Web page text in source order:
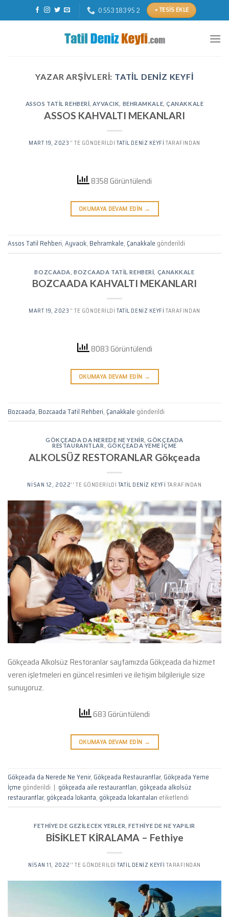
to
0 553 183 95 2 + TESIS EKLE
YAZAR ARŞIVLERI: TATIL DENIZ KEYFI
ASSOS TATIL REHBERI ,AYVACIK BEHRAMKALE ,ÇANAKKALE
ASSOS KAHVALTI MEKANLARI
MART 19, 2023’' TE GÖNDERILDI TATIL DENIZ KEYFI TARAFINDAN
8358 Görüntülendi
OKUMAYA DEVAM EDIN →
Assos Tatil Rehberi,Ayvacık, Behramkale, Çanakkale gönderildi
BOZCAADA ,BOZCAADA TATIL REHBERI ÇANAKKALE
BOZCAADA KAHVALTI MEKANLARI
MART 19, 2023’' TE GÖNDERILDI TATIL DENIZ KEYFI TARAFINDAN
8083 Görüntülendi
OKUMAYA DEVAM EDIN →
Bozcaada, Bozcaada Tatil Rehberi, Çanakkale gönderildi
GÖKÇEADA DA NEREDE NE YENIR ,GÖKÇEADA
RESTAURANTLAR
GÖKÇEADA YEME İÇME
ALKOLSÜZ RESTORANLAR Gökçeada
NISAN 12, 2022’' TE GÖNDERILDI TATIL DENIZ KEYFI TARAFINDAN
Gökçeada Alkolsüz Restoranlar sayfamızda Gökçeada da hizmet
veren işletmeleri en güncel resimleri ve iletişim bilgileriyle size
sunuyoruz.
683 Görüntülendi
OKUMAYA DEVAM EDIN →
Gökçeada da Nerede Ne Yenir, Gökçeada Restaurantlar, Gökçeada Yeme
İçme gönderildi | gökçeada aile restaurantları, gökçeada alkolsüz
restaurantlar, gökçeada lokanta, gökçeada lokantaları etiketlendi
FETHIYE DE GEZILECEK YERLER ,FETHIYE DE NE YAPILIR
BİSİKLET KİRALAMA – Fethiye
NISAN 11, 2022’' TE GÖNDERILDI TATIL DENIZ KEYFI TARAFINDAN